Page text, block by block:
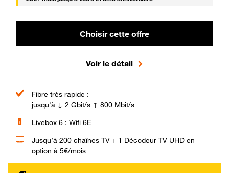
Choisir cette offre
Voir le détail
Fibre très rapide :
jusqu'à ↓ 2 Gbit/s ↑ 800 Mbit/s
Livebox 6 : Wifi 6E
Jusqu’à 200 chaînes TV + 1 Décodeur TV UHD en
option à 5€/mois